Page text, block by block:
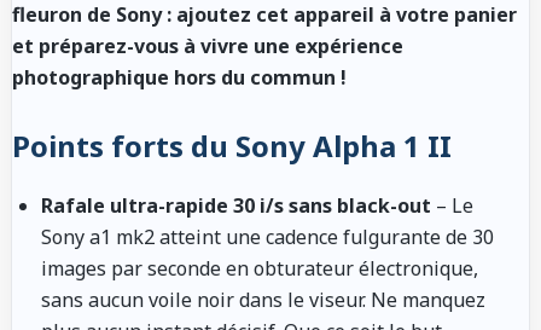
fleuron de Sony : ajoutez cet appareil à votre panier
et préparez-vous à vivre une expérience
photographique hors du commun !
Points forts du Sony Alpha 1 II
Rafale ultra-rapide 30 i/s sans black-out – Le
Sony a1 mk2 atteint une cadence fulgurante de 30
images par seconde en obturateur électronique,
sans aucun voile noir dans le viseur. Ne manquez